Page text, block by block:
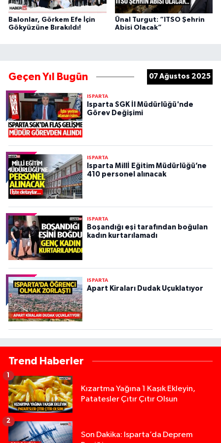
Balonlar, Görkem Efe İçin
Gökyüzüne Bırakıldı!
Ünal Turgut: “ITSO Şehrin
Abisi Olacak”
Geçen Yıl Bugün 07 Ağustos 2025
ISPARTA
Isparta SGK İl Müdürlüğü'nde
Görev Değişimi
ISPARTA
Isparta Millİ Eğitim Müdürlüğü’ne
410 personel alınacak
ISPARTA
Boşandığı eşi tarafından boğulan
kadın kurtarılamadı
ISPARTA
Apart Kiraları Dudak Uçuklatıyor
Trend Haberler
Kızartma Yağına 1 Kaşık Ekleyin,
Patatesler Çıtır Çıtır Olsun
1
Son Dakika: Isparta’da Deprem
2